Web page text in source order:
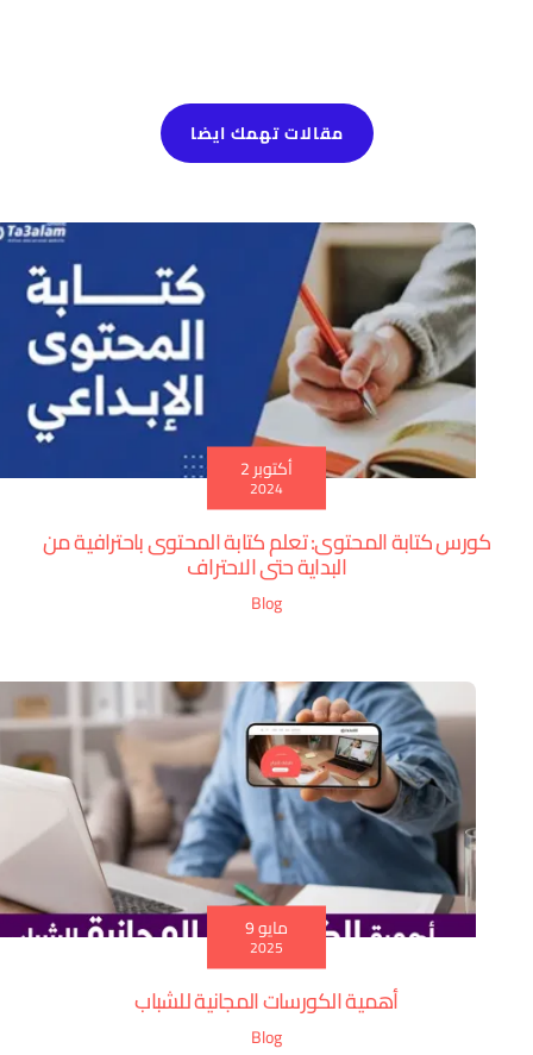
مقالات تهمك ايضا
أكتوبر 2
2024
كورس كتابة المحتوى: تعلم كتابة المحتوى باحترافية من
البداية حتى الاحتراف
Blog
مايو 9
2025
أهمية الكورسات المجانية للشباب
Blog